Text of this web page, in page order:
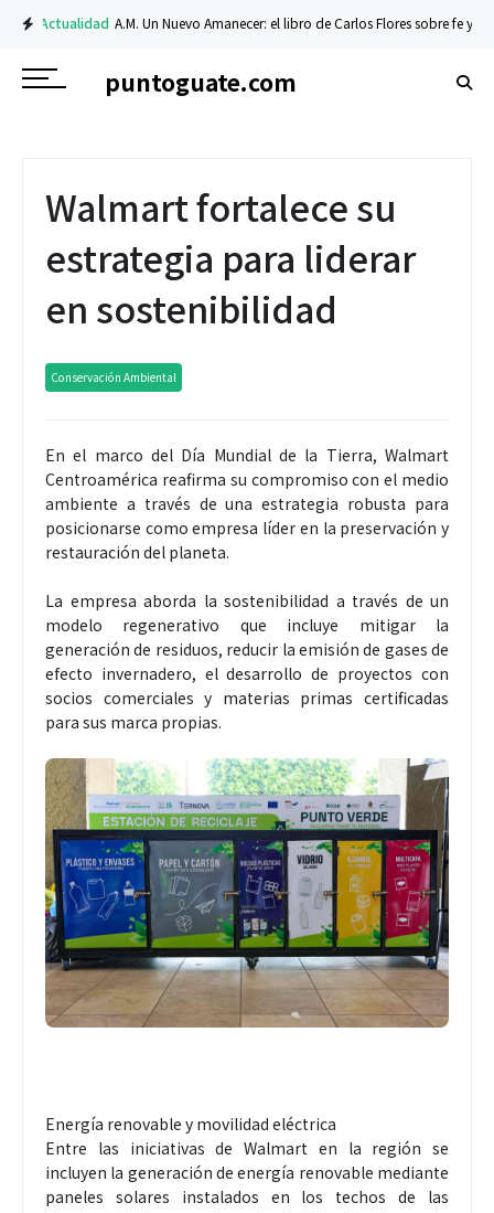
Actualidad A.M. Un Nuevo Amanecer: el libro de Carlos Flores sobre fe y
puntoguate.com
Walmart fortalece su
estrategia para liderar
en sostenibilidad
Conservación Ambiental
En el marco del Día Mundial de la Tierra, Walmart
Centroamérica reafirma su compromiso con el medio
ambiente a través de una estrategia robusta para
posicionarse como empresa líder en la preservación y
restauración del planeta.
La empresa aborda la sostenibilidad a través de un
modelo regenerativo que incluye mitigar la
generación de residuos, reducir la emisión de gases de
efecto invernadero, el desarrollo de proyectos con
socios comerciales y materias primas certificadas
para sus marca propias.
Energía renovable y movilidad eléctrica
Entre las iniciativas de Walmart en la región se
incluyen la generación de energía renovable mediante
paneles solares instalados en los techos de las